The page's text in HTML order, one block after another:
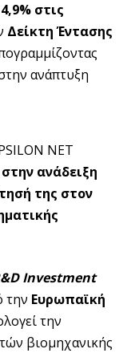
στις
Δείκτη Έντασης
ανάπτυξη
NET
ανάδειξη
της στον
Investment
την Ευρωπαϊκή
την
βιομηχανικής